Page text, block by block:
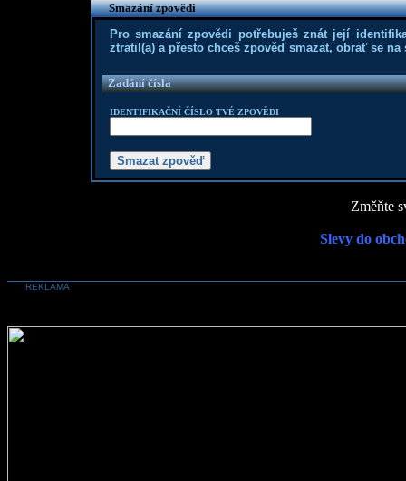
Smazání zpovědi
Pro smazání zpovědi potřebuješ znát její
ztratil(a) a přesto chceš zpověď smazat, obrať se na
Zadání čísla
IDENTIFIKAČNÍ ČÍSLO TVÉ ZPOVĚDI
Změňte
Slevy do
REKLAMA